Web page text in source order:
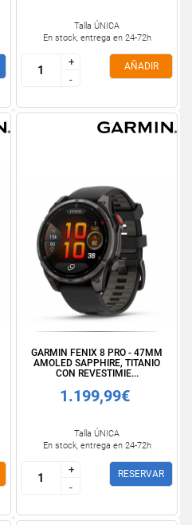
Talla ÚNICA
En stock, entrega en 24-72h
+
-
+
-
AÑADIR
GARMIN FENIX 8 PRO - 47MM
AMOLED SAPPHIRE, TITANIO
CON REVESTIMIE...
1.199,99€
Talla ÚNICA
En stock, entrega en 24-72h
+
-
+
-
RESERVAR